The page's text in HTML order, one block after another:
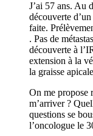
J’ai 57 ans. Au
découverte
faite.
. Pas de
découverte à
extension à la
la graisse
On me propose
m’arriver ?
questions se
l’oncologue le